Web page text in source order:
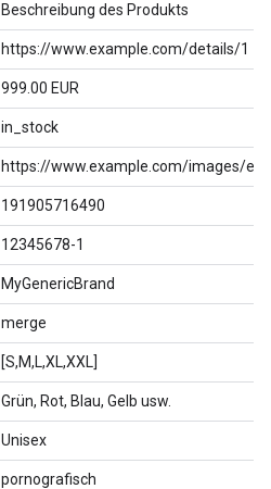
Beschreibung des Produkts
https://www.example.com/details/1
999.00 EUR
in_stock
https://www.example.com/images/
191905716490
12345678-1
MyGenericBrand
merge
[S,M,L,XL,XXL]
Grün, Rot, Blau, Gelb usw.
Unisex
pornografisch